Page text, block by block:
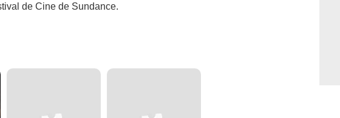
de Cine de Sundance.